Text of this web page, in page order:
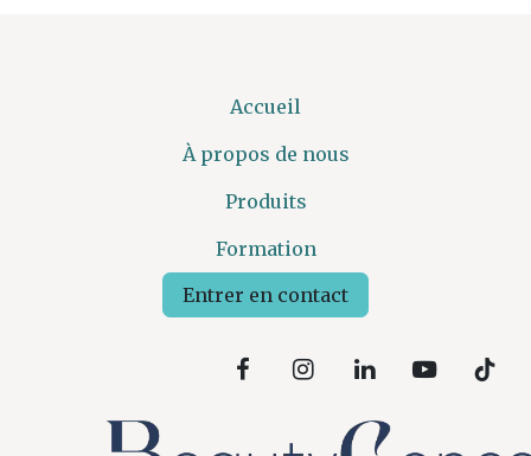
Accueil
À propos de nous
Produits
Formation
Entrer en contact